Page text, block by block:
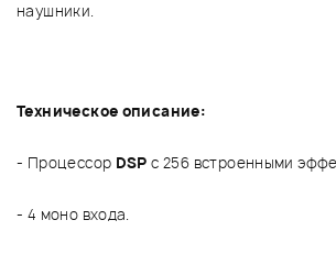
наушники.
Техническое описание:
- Процессор DSP с 256 встроенными
- 4 моно входа.